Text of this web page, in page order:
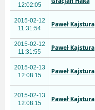
12:02:05
2015-02-12
11:31:54
Paweł Kajstura
2015-02-12
11:31:55
Paweł Kajstura
2015-02-13
12:08:15
Paweł Kajstura
2015-02-13
12:08:15
Paweł Kajstura